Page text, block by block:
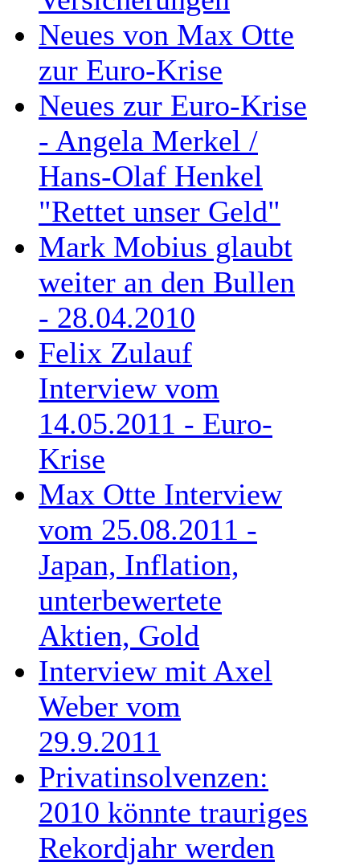
Neues von Max Otte
zur Euro-Krise
Neues zur Euro-Krise
- Angela Merkel /
Hans-Olaf Henkel
"Rettet unser Geld"
Mark Mobius glaubt
weiter an den Bullen
- 28.04.2010
Felix Zulauf
Interview vom
14.05.2011 - Euro-
Krise
Max Otte Interview
vom 25.08.2011 -
Japan, Inflation,
unterbewertete
Aktien, Gold
Interview mit Axel
Weber vom
29.9.2011
Privatinsolvenzen:
2010 könnte trauriges
Rekordjahr werden